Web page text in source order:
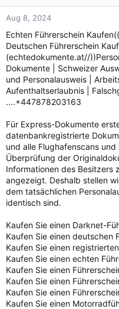
r
t
r
Aug 8, 2024
Echten Führerschein Kaufen((
Deutschen Führerschein
(echtedokumente.at//
Dokumente | Schweizer
und Personalausweis |
Aufenthaltserlaubnis |
....+447878203163
Für Express-Dokumente
datenbankregistrierte
und alle Flughafenscans
Überprüfung der
Informationen des Besitzers
angezeigt. Deshalb stellen
dem tatsächlichen
identisch sind.
Kaufen Sie einen Darknet-
Kaufen Sie einen deutschen
Kaufen Sie einen
Kaufen Sie einen echten
Kaufen Sie einen
Kaufen Sie einen
Kaufen Sie einen
Kaufen Sie einen